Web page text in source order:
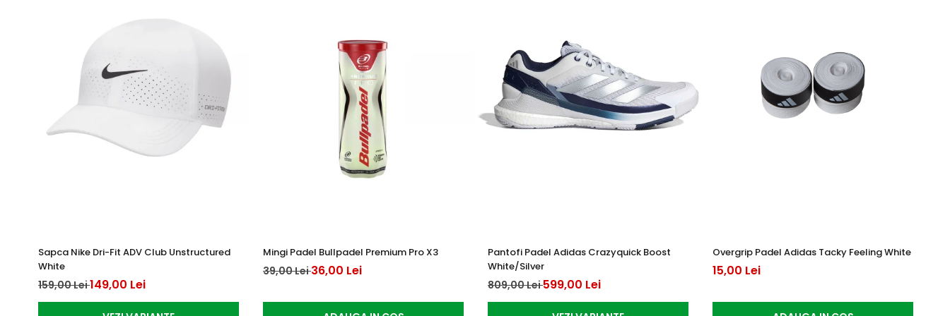
Sapca Nike Dri-Fit ADV Club Unstructured
White
159,00 Lei149,00 Lei
Mingi Padel Bullpadel Premium Pro X3
39,00 Lei36,00 Lei
Pantofi Padel Adidas Crazyquick Boost
White/Silver
809,00 Lei599,00 Lei
Overgrip Padel Adidas Tacky Feeling White
15,00 Lei